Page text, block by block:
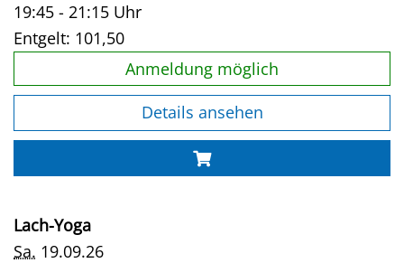
19:45 - 21:15 Uhr
Entgelt: 101,50
Anmeldung möglich
Details ansehen
Lach-Yoga
Sa. 19.09.26